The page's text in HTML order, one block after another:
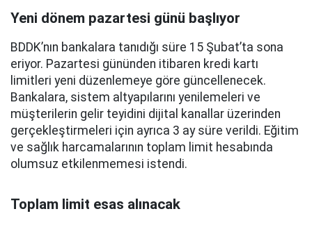
Yeni dönem pazartesi günü başlıyor
BDDK’nın bankalara tanıdığı süre 15 Şubat’ta sona
eriyor. Pazartesi gününden itibaren kredi kartı
limitleri yeni düzenlemeye göre güncellenecek.
Bankalara, sistem altyapılarını yenilemeleri ve
müşterilerin gelir teyidini dijital kanallar üzerinden
gerçekleştirmeleri için ayrıca 3 ay süre verildi. Eğitim
ve sağlık harcamalarının toplam limit hesabında
olumsuz etkilenmemesi istendi.
Toplam limit esas alınacak